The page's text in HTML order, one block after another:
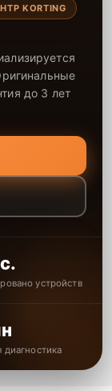
KORTING
до 3 лет
устройств
диагностика